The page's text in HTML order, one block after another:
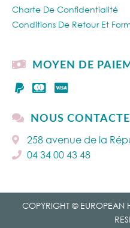
Charte De Confidentialité
Conditions De Retour Et
MOYEN DE
NOUS
258 avenue de la
04 34 00 43 48
COPYRIGHT © EUROPEAN